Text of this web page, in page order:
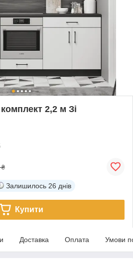
2,2 м Зі
₴
Залишилось 26 днів
Купити
Доставка Оплата Умови